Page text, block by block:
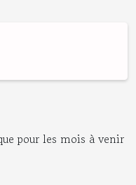
pour les mois à venir